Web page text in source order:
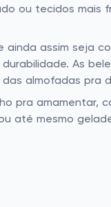
ou tecidos mais
ainda assim seja
As
almofadas pra
pra amamentar,
até mesmo